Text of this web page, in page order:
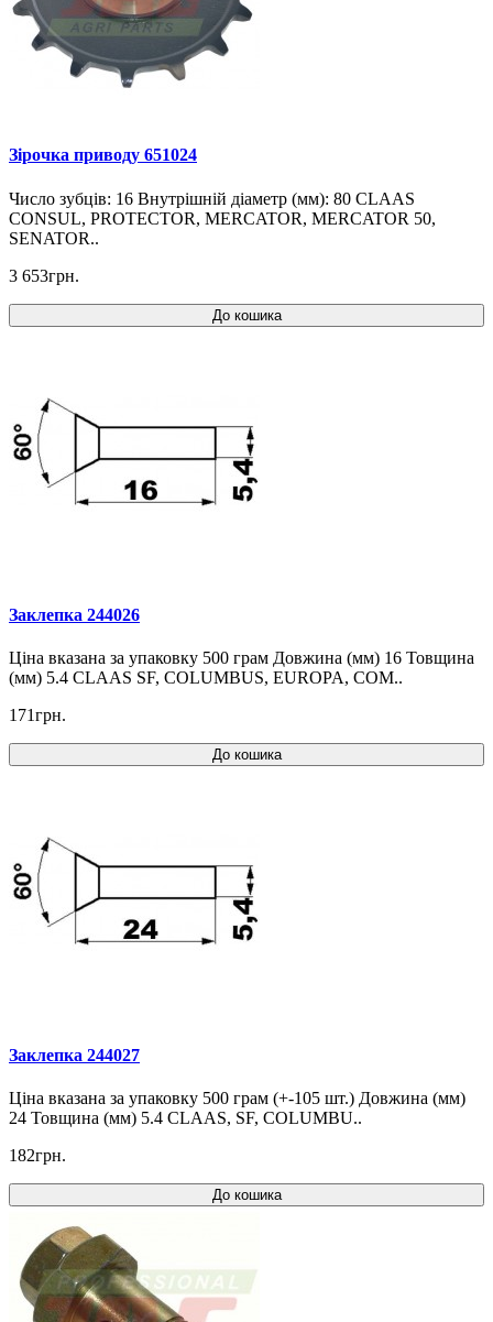
Зірочка приводу 651024
Число зубців: 16 Внутрішній діаметр (мм): 80 CLAAS
CONSUL, PROTECTOR, MERCATOR, MERCATOR 50,
SENATOR..
3 653грн.
До кошика
Заклепка 244026
Ціна вказана за упаковку 500 грам Довжина (мм) 16 Товщина
(мм) 5.4 CLAAS SF, COLUMBUS, EUROPA, COM..
171грн.
До кошика
Заклепка 244027
Ціна вказана за упаковку 500 грам (+-105 шт.) Довжина (мм)
24 Товщина (мм) 5.4 CLAAS, SF, COLUMBU..
182грн.
До кошика